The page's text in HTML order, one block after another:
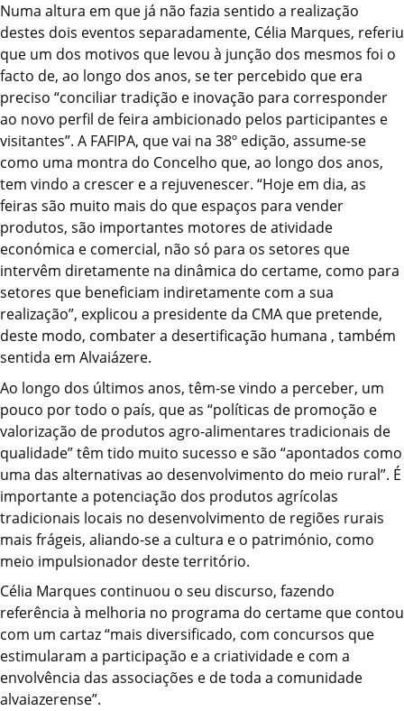
Numa altura em que já não fazia sentido a realização
destes dois eventos separadamente, Célia Marques, referiu
que um dos motivos que levou à junção dos mesmos foi o
facto de, ao longo dos anos, se ter percebido que era
preciso “conciliar tradição e inovação para corresponder
ao novo perfil de feira ambicionado pelos participantes e
visitantes”. A FAFIPA, que vai na 38º edição, assume-se
como uma montra do Concelho que, ao longo dos anos,
tem vindo a crescer e a rejuvenescer. “Hoje em dia, as
feiras são muito mais do que espaços para vender
produtos, são importantes motores de atividade
económica e comercial, não só para os setores que
intervêm diretamente na dinâmica do certame, como para
setores que beneficiam indiretamente com a sua
realização”, explicou a presidente da CMA que pretende,
deste modo, combater a desertificação humana , também
sentida em Alvaiázere.
Ao longo dos últimos anos, têm-se vindo a perceber, um
pouco por todo o país, que as “políticas de promoção e
valorização de produtos agro-alimentares tradicionais de
qualidade” têm tido muito sucesso e são “apontados como
uma das alternativas ao desenvolvimento do meio rural”. É
importante a potenciação dos produtos agrícolas
tradicionais locais no desenvolvimento de regiões rurais
mais frágeis, aliando-se a cultura e o património, como
meio impulsionador deste território.
Célia Marques continuou o seu discurso, fazendo
referência à melhoria no programa do certame que contou
com um cartaz “mais diversificado, com concursos que
estimularam a participação e a criatividade e com a
envolvência das associações e de toda a comunidade
alvaiazerense”.